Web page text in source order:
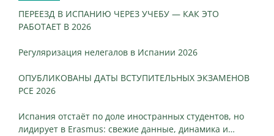
ПЕРЕЕЗД В ИСПАНИЮ ЧЕРЕЗ УЧЕБУ — КАК ЭТО
РАБОТАЕТ В 2026
Регуляризация нелегалов в Испании 2026
ОПУБЛИКОВАНЫ ДАТЫ ВСТУПИТЕЛЬНЫХ ЭКЗАМЕНОВ
PCE 2026
Испания отстаёт по доле иностранных студентов, но
лидирует в Erasmus: свежие данные, динамика и